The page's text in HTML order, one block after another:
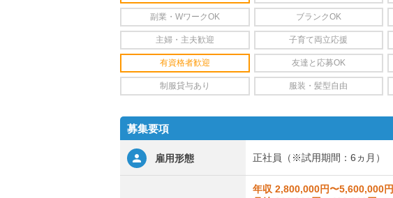
副業・WワークOK ブランクOK
主婦・主夫歓迎 子育て両立応援
有資格者歓迎 友達と応募OK
制服貸与あり 服装・髪型自由
募集要項
雇用形態 正社員（※試用期間：6ヵ月）
年収 2,800,000円〜5,600,000円